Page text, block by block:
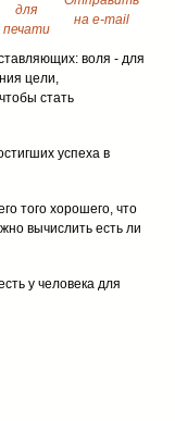
воля - для
цели,
стать
успеха в
того хорошего, что
вычислить есть ли
у человека для